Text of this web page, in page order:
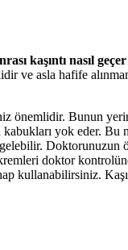
kaşıntı nasıl geçer
ve asla hafife
önemlidir. Bunun
yok eder.
Doktorunuzun
doktor
kullanabilirsiniz.